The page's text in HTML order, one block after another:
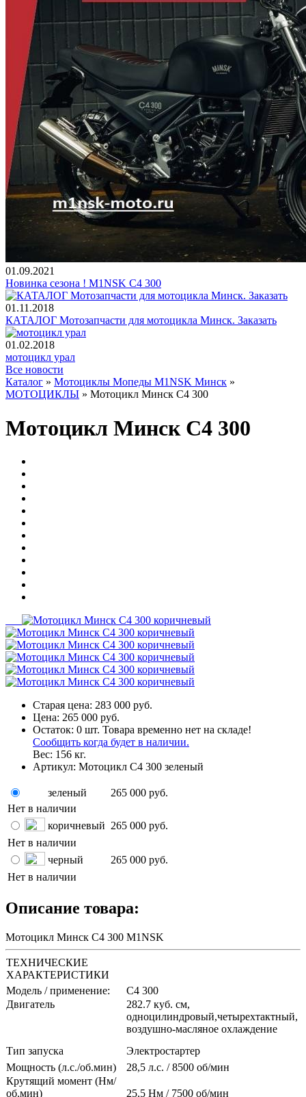
01.09.2021
Новинка сезона ! M1NSK С4 300
01.11.2018
КАТАЛОГ Мотозапчасти для мотоцикла Минск. Заказать
01.02.2018
мотоцикл урал
Все новости
Каталог » Мотоциклы Мопеды M1NSK Минск »
МОТОЦИКЛЫ » Мотоцикл Минск C4 300
Мотоцикл Минск C4 300
Старая цена: 283 000 руб.
Цена: 265 000 руб.
Остаток: 0 шт. Товара временно нет на складе!
Сообщить когда будет в наличии.
Вес: 156 кг.
Артикул: Мотоцикл C4 300 зеленый
зеленый
265 000 руб.
Нет в наличии
коричневый 265 000 руб.
Нет в наличии
черный
265 000 руб.
Нет в наличии
Описание товара:
Мотоцикл Mинск C4 300 M1NSK
ТЕХНИЧЕСКИЕ
ХАРАКТЕРИСТИКИ
Модель / применение:
С4 300
Двигатель
282.7 куб. см,
одноцилиндровый,четырехтактный,
воздушно-масляное охлаждение
Тип запуска
Электростартер
Мощность (л.с./об.мин)
28,5 л.с. / 8500 об/мин
Крутящий момент (Нм/
об.мин)
25,5 Hм / 7500 об/мин